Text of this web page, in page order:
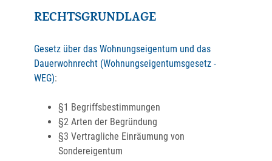
RECHTSGRUNDLAGE
Gesetz über das Wohnungseigentum und das
Dauerwohnrecht (Wohnungseigentumsgesetz -
WEG):
§1 Begriffsbestimmungen
§2 Arten der Begründung
§3 Vertragliche Einräumung von
Sondereigentum